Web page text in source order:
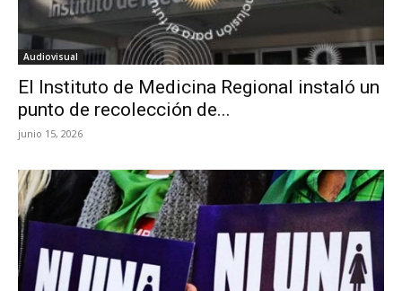
Audiovisual
El Instituto de Medicina Regional instaló un
punto de recolección de...
junio 15, 2026